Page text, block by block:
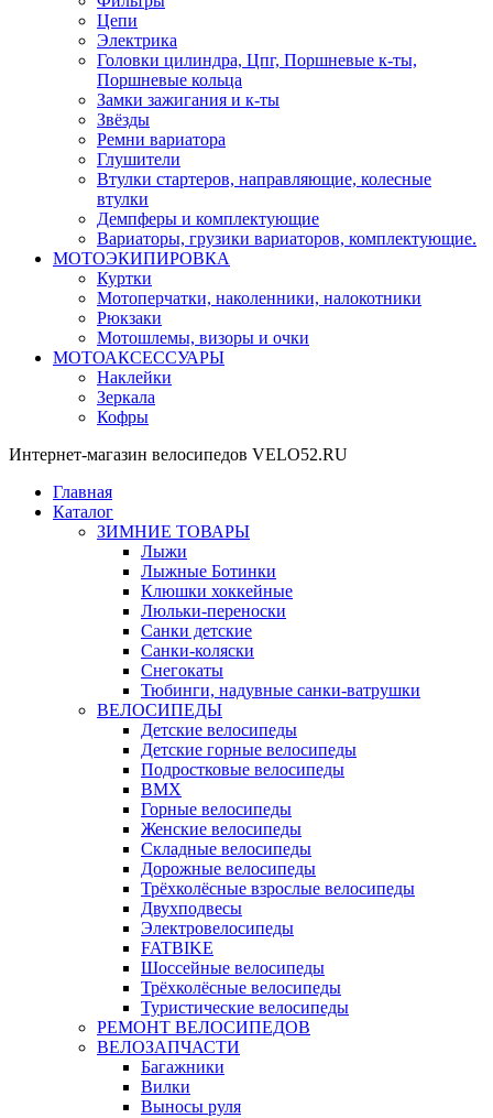
Цепи
Электрика
Головки цилиндра, Цпг, Поршневые к-ты,
Поршневые кольца
Замки зажигания и к-ты
Звёзды
Ремни вариатора
Глушители
Втулки стартеров, направляющие, колесные
втулки
Демпферы и комплектующие
Вариаторы, грузики вариаторов, комплектующие.
МОТОЭКИПИРОВКА
Куртки
Мотоперчатки, наколенники, налокотники
Рюкзаки
Мотошлемы, визоры и очки
МОТОАКСЕССУАРЫ
Наклейки
Зеркала
Кофры
Интернет-магазин велосипедов VELO52.RU
Главная
Каталог
ЗИМНИЕ ТОВАРЫ
Лыжи
Лыжные Ботинки
Клюшки хоккейные
Люльки-переноски
Санки детские
Санки-коляски
Снегокаты
Тюбинги, надувные санки-ватрушки
ВЕЛОСИПЕДЫ
Детские велосипеды
Детские горные велосипеды
Подростковые велосипеды
BMX
Горные велосипеды
Женские велосипеды
Складные велосипеды
Дорожные велосипеды
Трёхколёсные взрослые велосипеды
Двухподвесы
Электровелосипеды
FATBIKE
Шоссейные велосипеды
Трёхколёсные велосипеды
Туристические велосипеды
РЕМОНТ ВЕЛОСИПЕДОВ
ВЕЛОЗАПЧАСТИ
Багажники
Вилки
Выносы руля